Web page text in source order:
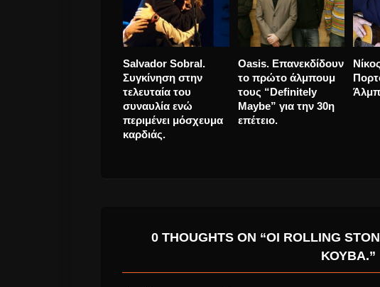
Μανώλης Λιδάκης
“Στο ίδιο το σημείο”
νέο τραγούδι
προπομπός νέου
δίσκου.
SΤΑΝ έρχεται με το
νέο του τραγούδι
(video)
0 THOUGHTS ON “ΟΙ ROLLING
ΚΟΎΒΑ.”